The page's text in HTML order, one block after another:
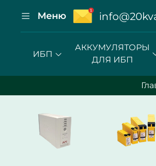
Меню
ИБП
АККУМУЛЯТОРЫ
ДЛЯ ИБП